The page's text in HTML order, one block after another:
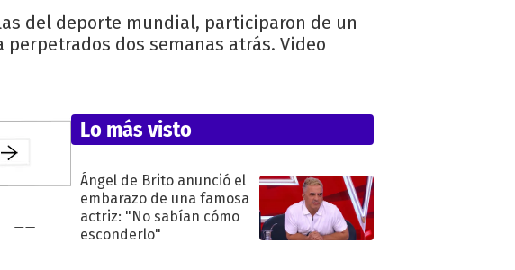
del deporte mundial, participaron de un
dos semanas atrás. Video
Lo más visto
Ángel de Brito anunció el
embarazo de una famosa
actriz: "No sabían cómo
esconderlo"